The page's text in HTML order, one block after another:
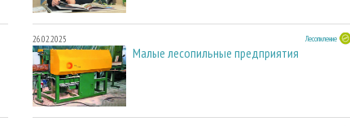
26.02.2025 Лесопиление
Малые лесопильные предприятия